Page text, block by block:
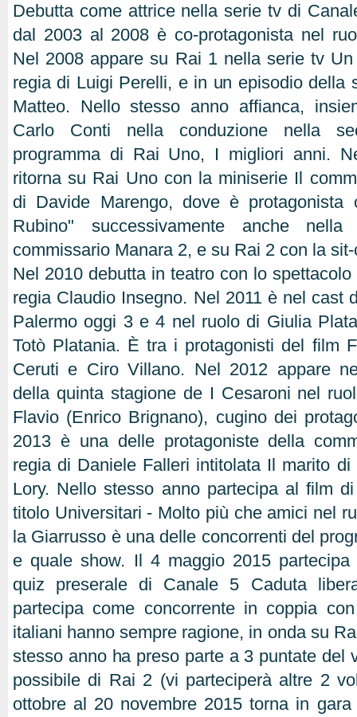
Debutta come attrice nella serie tv di
dal 2003 al 2008 è co-protagonista nel
Nel 2008 appare su Rai 1 nella serie tv
regia di Luigi Perelli, e in un episodio della
Matteo. Nello stesso anno affianca,
Carlo Conti nella conduzione nella
programma di Rai Uno, I migliori anni.
ritorna su Rai Uno con la miniserie Il
di Davide Marengo, dove è
Rubino" successivamente anche
commissario Manara 2, e su Rai 2 con la
Nel 2010 debutta in teatro con lo
regia Claudio Insegno. Nel 2011 è nel cast
Palermo oggi 3 e 4 nel ruolo di Giulia
Totò Platania. È tra i protagonisti del film
Ceruti e Ciro Villano. Nel 2012 appare
della quinta stagione de I Cesaroni nel
Flavio (Enrico Brignano), cugino dei
2013 è una delle protagoniste della
regia di Daniele Falleri intitolata Il marito
Lory. Nello stesso anno partecipa al film
titolo Universitari - Molto più che amici nel
la Giarrusso è una delle concorrenti del
e quale show. Il 4 maggio 2015 partecipa
quiz preserale di Canale 5 Caduta
partecipa come concorrente in coppia
italiani hanno sempre ragione, in onda su
stesso anno ha preso parte a 3 puntate del
possibile di Rai 2 (vi parteciperà altre 2
ottobre al 20 novembre 2015 torna in